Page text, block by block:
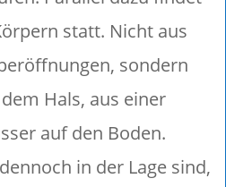
statt. Nicht aus
sondern
Hals, aus einer
auf den Boden.
in der Lage sind,